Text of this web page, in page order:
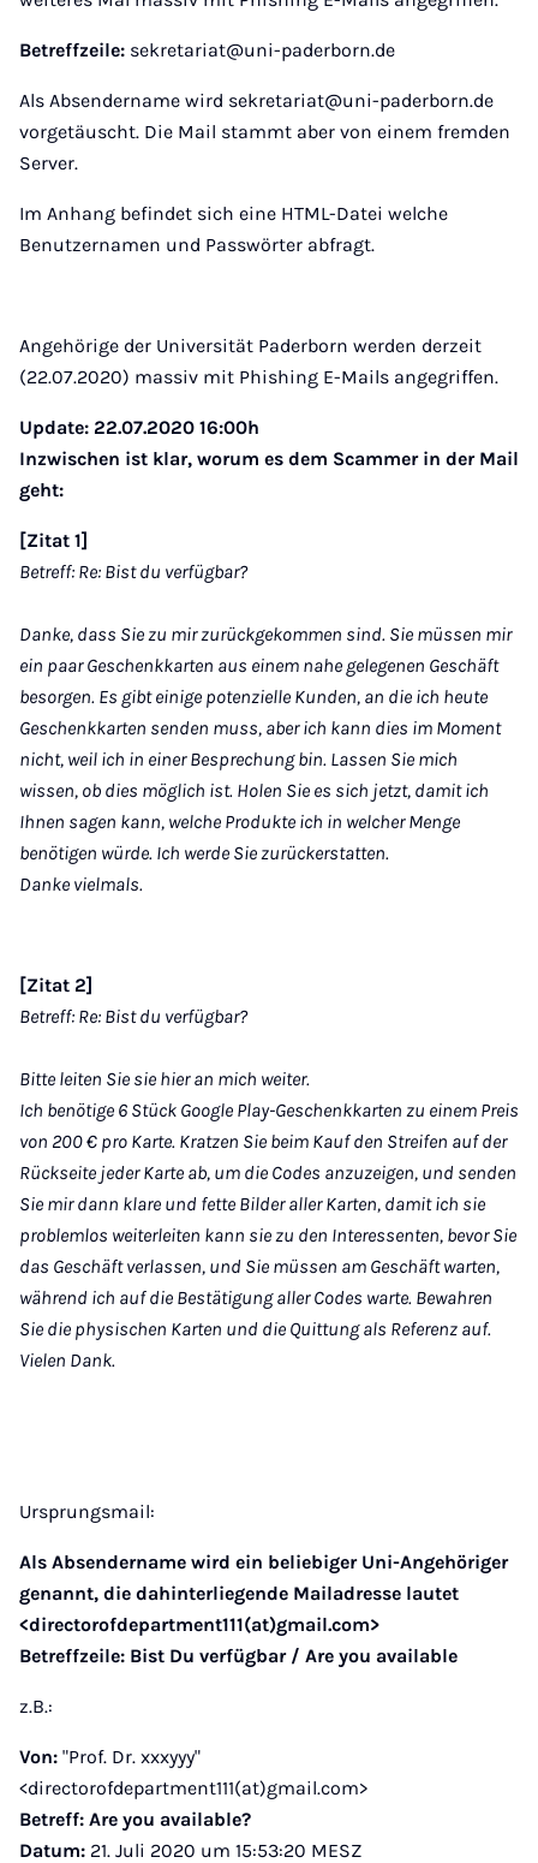
Betreffzeile: sekretariat@uni-paderborn.de
Als Absendername wird sekretariat@uni-paderborn.de
vorgetäuscht. Die Mail stammt aber von einem fremden
Server.
Im Anhang befindet sich eine HTML-Datei welche
Benutzernamen und Passwörter abfragt.
Angehörige der Universität Paderborn werden derzeit
(22.07.2020) massiv mit Phishing E-Mails angegriffen.
Update: 22.07.2020 16:00h
Inzwischen ist klar, worum es dem Scammer in der Mail
geht:
[Zitat 1]
Betreff: Re: Bist du verfügbar?
Danke, dass Sie zu mir zurückgekommen sind. Sie müssen mir
ein paar Geschenkkarten aus einem nahe gelegenen Geschäft
besorgen. Es gibt einige potenzielle Kunden, an die ich heute
Geschenkkarten senden muss, aber ich kann dies im Moment
nicht, weil ich in einer Besprechung bin. Lassen Sie mich
wissen, ob dies möglich ist. Holen Sie es sich jetzt, damit ich
Ihnen sagen kann, welche Produkte ich in welcher Menge
benötigen würde. Ich werde Sie zurückerstatten.
Danke vielmals.
[Zitat 2]
Betreff: Re: Bist du verfügbar?
Bitte leiten Sie sie hier an mich weiter.
Ich benötige 6 Stück Google Play-Geschenkkarten zu einem Preis
von 200 € pro Karte. Kratzen Sie beim Kauf den Streifen auf der
Rückseite jeder Karte ab, um die Codes anzuzeigen, und senden
Sie mir dann klare und fette Bilder aller Karten, damit ich sie
problemlos weiterleiten kann sie zu den Interessenten, bevor Sie
das Geschäft verlassen, und Sie müssen am Geschäft warten,
während ich auf die Bestätigung aller Codes warte. Bewahren
Sie die physischen Karten und die Quittung als Referenz auf.
Vielen Dank.
Ursprungsmail:
Als Absendername wird ein beliebiger Uni-Angehöriger
genannt, die dahinterliegende Mailadresse lautet
<directorofdepartment111(at)gmail.com>
Betreffzeile: Bist Du verfügbar / Are you available
z.B.:
Von: "Prof. Dr. xxxyyy"
<directorofdepartment111(at)gmail.com>
Betreff: Are you available?
Datum: 21. Juli 2020 um 15:53:20 MESZ